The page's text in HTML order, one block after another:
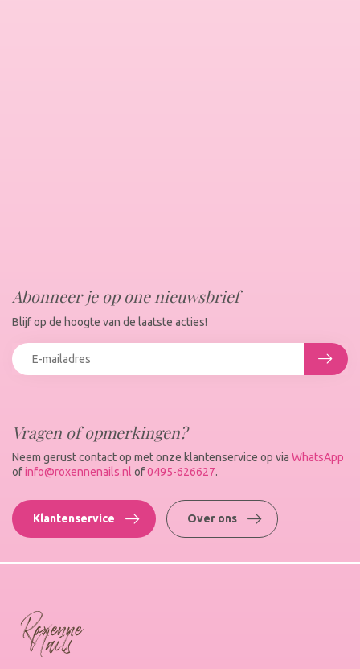
Vragen of opmerkingen?
Neem gerust contact op met onze klantenservice op via WhatsApp
ofinfo@roxennenails.nl of0495-626627.
Klantenservice Over ons
Abonneer je op one nieuwsbrief
Blijf op de hoogte van de laatste acties!